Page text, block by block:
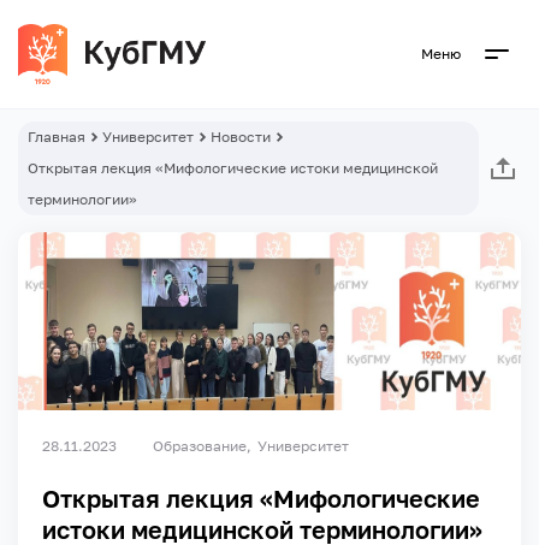
Меню
Главная Университет
Новости
Открытая лекция «Мифологические истоки медицинской
терминологии»
28.11.2023 Образование Университет
Открытая лекция «Мифологические
истоки медицинской терминологии»